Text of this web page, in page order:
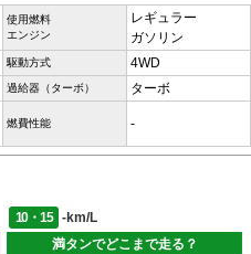
使用燃料
エンジン
レギュラー
ガソリン
駆動方式 4WD
過給器（ターボ） ターボ
燃費性能 -
10・15
-km/L
満タンでどこまで走る？